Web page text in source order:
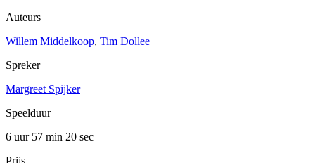
Auteurs
Willem Middelkoop, Tim Dollee
Spreker
Margreet Spijker
Speelduur
6 uur 57 min 20 sec
Prijs